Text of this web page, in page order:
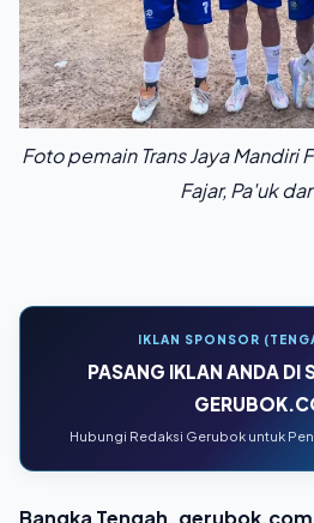
Foto pemain Trans Jaya Mandiri
Fajar, Pa'uk
IKLAN SPONSOR
PASANG IKLAN ANDA DI
Hubungi Redaksi Gerubok untuk
Bangka Tengah, gerubok.com